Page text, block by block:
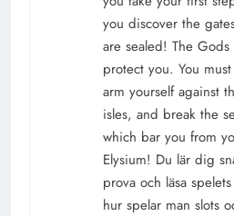
you discover the
are sealed! The
protect you. You
arm yourself against
isles, and break the
which bar you from
Elysium! Du lär dig
prova och läsa
hur spelar man slots